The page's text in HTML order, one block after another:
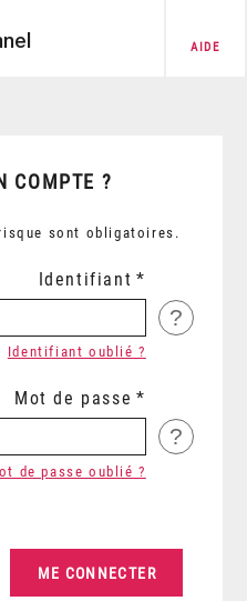
AIDE
COMPTE ?
sont obligatoires.
Identifiant
?
Identifiant oublié ?
Mot de passe
?
de passe oublié ?